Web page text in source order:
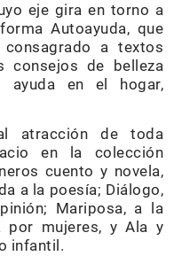
eje gira en torno a
Autoayuda, que
a textos
consejos de belleza
ayuda en el hogar,
atracción de toda
en la colección
cuento y novela,
a la poesía; Diálogo,
Mariposa, a la
por mujeres, y Ala y
infantil.